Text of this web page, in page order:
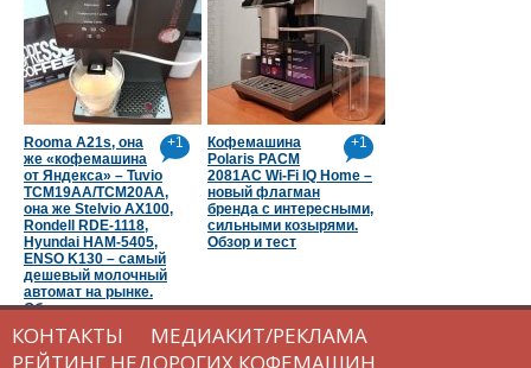
+1
Rooma A21s, она
же «кофемашина
от Яндекса» – Tuvio
TCM19AA/TCM20AA,
она же Stelvio AX100,
Rondell RDE-1118,
Hyundai HAM-5405,
ENSO K130 – самый
дешевый молочный
автомат на рынке.
Обзор и тест
+1
Кофемашина
Polaris PACM
2081AC Wi-Fi IQ Home –
новый флагман
бренда с интересными,
сильными козырями.
Обзор и тест
КОНТАКТЫ
МЕДИАКИТ/РЕКЛАМА
РЕЙТИНГ НЕДОРОГИХ КОФЕМАШИН